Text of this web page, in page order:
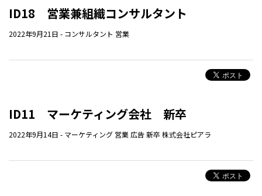
ID18 営業兼組織コンサルタント
2022年9月21日 - コンサルタント 営業
ID11 マーケティング会社 新卒
2022年9月14日 - マーケティング 営業 広告新卒 株式会社ピアラ